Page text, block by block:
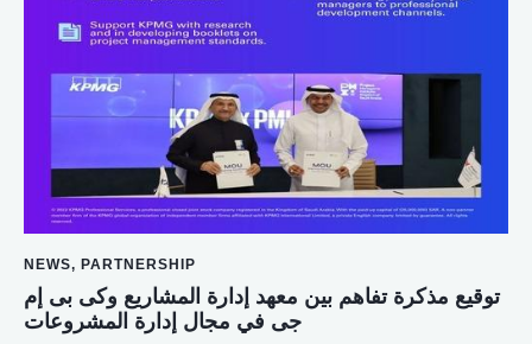
NEWS, PARTNERSHIP
توقيع مذكرة تفاهم بين معهد إدارة المشاريع وكى بى إم
جى في مجال إدارة المشروعات